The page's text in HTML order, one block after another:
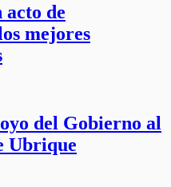
acto de
mejores
del Gobierno al
Ubrique